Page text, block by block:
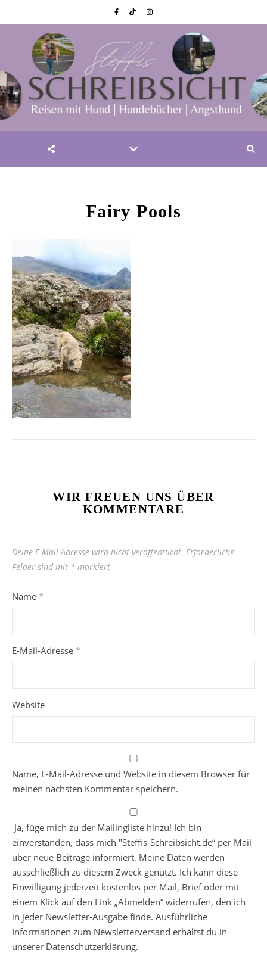
Fairy Pools
WIR FREUEN UNS ÜBER
KOMMENTARE
Deine E-Mail-Adresse wird nicht veröffentlicht. Erforderliche
Felder sind mit * markiert
Name *
E-Mail-Adresse *
Website
Name, E-Mail-Adresse und Website in diesem Browser für
meinen nächsten Kommentar speichern.
Ja, füge mich zu der Mailingliste hinzu! Ich bin
einverstanden, dass mich "Steffis-Schreibsicht.de“ per Mail
über neue Beiträge informiert. Meine Daten werden
ausschließlich zu diesem Zweck genutzt. Ich kann diese
Einwilligung jederzeit kostenlos per Mail, Brief oder mit
einem Klick auf den Link „Abmelden“ widerrufen, den ich
in jeder Newsletter-Ausgabe finde. Ausführliche
Informationen zum Newsletterversand erhältst du in
unserer Datenschutzerklärung.